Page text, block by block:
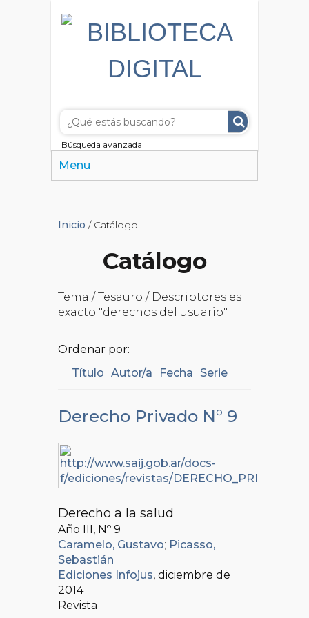
Búsqueda avanzada
Menu
Inicio / Catálogo
Catálogo
Tema / Tesauro / Descriptores es
exacto "derechos del usuario"
Ordenar por:
Título Autor/a Fecha Serie
Derecho Privado N° 9
Derecho a la salud
Año III, Nº 9
Caramelo, Gustavo; Picasso,
Sebastián
Ediciones Infojus, diciembre de
2014
Revista